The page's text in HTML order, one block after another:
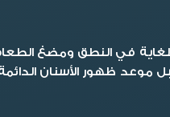
للغاية في النطق ومضغ
ظهور الأسنان